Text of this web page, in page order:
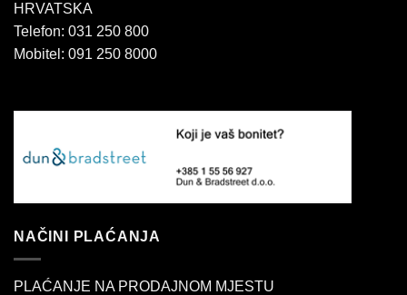
HRVATSKA
Telefon: 031 250 800
Mobitel: 091 250 8000
NAČINI PLAĆANJA
PLAĆANJE NA PRODAJNOM MJESTU